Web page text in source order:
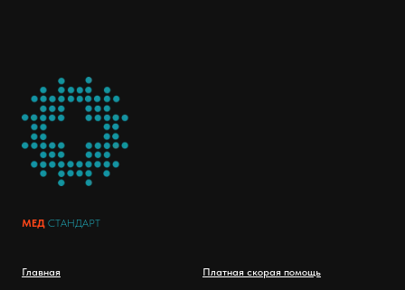
МЕД СТАНДАРТ
Главная Платная скорая помощь